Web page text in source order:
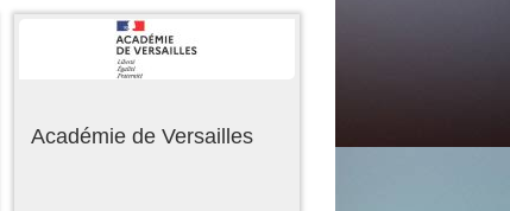
Académie de Versailles